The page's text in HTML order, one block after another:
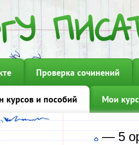
Проверка сочинений
курсов и пособий Мои
—5